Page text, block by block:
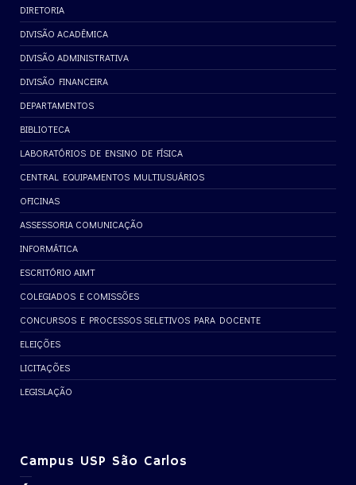
DIRETORIA
DIVISÃO ACADÊMICA
DIVISÃO ADMINISTRATIVA
DIVISÃO FINANCEIRA
DEPARTAMENTOS
BIBLIOTECA
LABORATÓRIOS DE ENSINO DE FÍSICA
CENTRAL EQUIPAMENTOS MULTIUSUÁRIOS
OFICINAS
ASSESSORIA COMUNICAÇÃO
INFORMÁTICA
ESCRITÓRIO AIMT
COLEGIADOS E COMISSÕES
CONCURSOS E PROCESSOS SELETIVOS PARA DOCENTE
ELEIÇÕES
LICITAÇÕES
LEGISLAÇÃO
Campus USP São Carlos